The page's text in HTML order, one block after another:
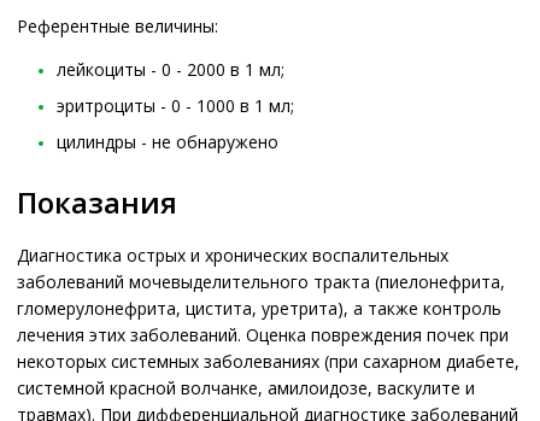
Референтные величины:
лейкоциты - 0 - 2000 в 1 мл;
эритроциты - 0 - 1000 в 1 мл;
цилиндры - не обнаружено
Показания
Диагностика острых и хронических воспалительных
заболеваний мочевыделительного тракта (пиелонефрита,
гломерулонефрита, цистита, уретрита), а также контроль
лечения этих заболеваний. Оценка повреждения почек при
некоторых системных заболеваниях (при сахарном диабете,
системной красной волчанке, амилоидозе, васкулите и
травмах). При дифференциальной диагностике заболеваний